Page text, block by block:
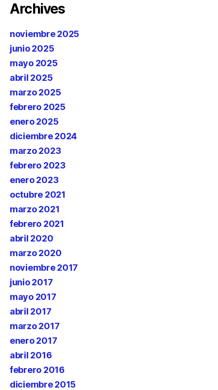
Archives
noviembre 2025
junio 2025
mayo 2025
abril 2025
marzo 2025
febrero 2025
enero 2025
diciembre 2024
marzo 2023
febrero 2023
enero 2023
octubre 2021
marzo 2021
febrero 2021
abril 2020
marzo 2020
noviembre 2017
junio 2017
mayo 2017
abril 2017
marzo 2017
enero 2017
abril 2016
febrero 2016
diciembre 2015